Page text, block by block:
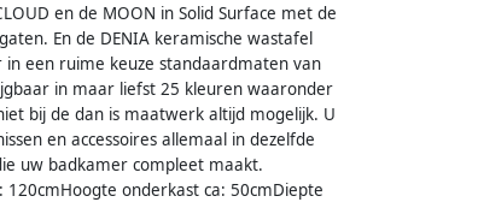
en de MOON in Solid Surface met de
En de DENIA keramische wastafel
een ruime keuze standaardmaten van
in maar liefst 25 kleuren waaronder
bij de dan is maatwerk altijd mogelijk. U
en accessoires allemaal in dezelfde
uw badkamer compleet maakt.
120cmHoogte onderkast ca: 50cmDiepte